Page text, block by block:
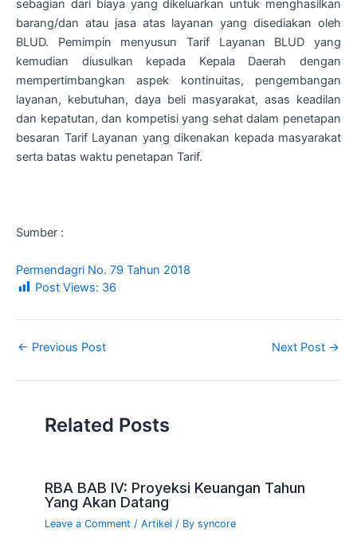
sebagian dari biaya yang dikeluarkan untuk menghasilkan
barang/dan atau jasa atas layanan yang disediakan oleh
BLUD. Pemimpin menyusun Tarif Layanan BLUD yang
kemudian diusulkan kepada Kepala Daerah dengan
mempertimbangkan aspek kontinuitas, pengembangan
layanan, kebutuhan, daya beli masyarakat, asas keadilan
dan kepatutan, dan kompetisi yang sehat dalam penetapan
besaran Tarif Layanan yang dikenakan kepada masyarakat
serta batas waktu penetapan Tarif.
Sumber :
Permendagri No. 79 Tahun 2018
Post Views: 36
← Previous Post Next Post →
Related Posts
RBA BAB IV: Proyeksi Keuangan Tahun
Yang Akan Datang
Leave a Comment /Artikel / Bysyncore